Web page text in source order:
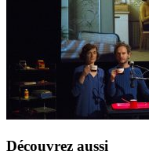
Découvrez aussi